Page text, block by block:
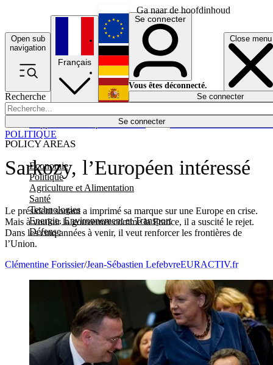
Ga naar de hoofdinhoud
Open sub
navigation
Close menu
Recherche
Se connecter
POLICY AREAS
Economie
Politique
Agriculture et Alimentation
Santé
Technologies
Energie, Environnement et Transport
Défense
Économie
Français
English
Deutsch
Español
Se connecter
Vous êtes déconnecté.
Se connecter
Sarkozy, l’Européen intéressé
Le président sortant a imprimé sa marque sur une Europe en crise.
Mais à vouloir la gouverner comme la France, il a suscité le rejet.
Dans les cinq années à venir, il veut renforcer les frontières de
l’Union.
POLITIQUE
Clémentine Forissier/Jean-Sébastien LefebvreEURACTIV.fr